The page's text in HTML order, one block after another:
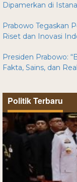
Dipamerkan di Istana
Prabowo Tegaskan
Riset dan Inovasi
Presiden Prabowo:
Fakta, Sains, dan
Politik Terbaru